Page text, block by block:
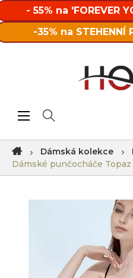
- 55% na 'FOREVER
-35% na STEHENNÍ
Toggle navigation
☰
Dámská kolekce
Dámské punčocháče Topaz